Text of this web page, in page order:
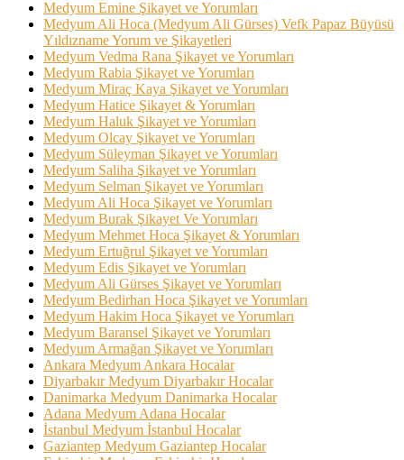
Medyum Emine Şikayet ve Yorumları
Medyum Ali Hoca (Medyum Ali Gürses) Vefk Papaz Büyüsü
Yıldızname Yorum ve Şikayetleri
Medyum Vedma Rana Şikayet ve Yorumları
Medyum Rabia Şikayet ve Yorumları
Medyum Miraç Kaya Şikayet ve Yorumları
Medyum Hatice Şikayet & Yorumları
Medyum Haluk Şikayet ve Yorumları
Medyum Olcay Şikayet ve Yorumları
Medyum Süleyman Şikayet ve Yorumları
Medyum Saliha Şikayet ve Yorumları
Medyum Selman Şikayet ve Yorumları
Medyum Ali Hoca Şikayet ve Yorumları
Medyum Burak Şikayet Ve Yorumları
Medyum Mehmet Hoca Şikayet & Yorumları
Medyum Ertuğrul Şikayet ve Yorumları
Medyum Edis Şikayet ve Yorumları
Medyum Ali Gürses Şikayet ve Yorumları
Medyum Bedirhan Hoca Şikayet ve Yorumları
Medyum Hakim Hoca Şikayet ve Yorumları
Medyum Baransel Şikayet ve Yorumları
Medyum Armağan Şikayet ve Yorumları
Ankara Medyum Ankara Hocalar
Diyarbakır Medyum Diyarbakır Hocalar
Danimarka Medyum Danimarka Hocalar
Adana Medyum Adana Hocalar
İstanbul Medyum İstanbul Hocalar
Gaziantep Medyum Gaziantep Hocalar